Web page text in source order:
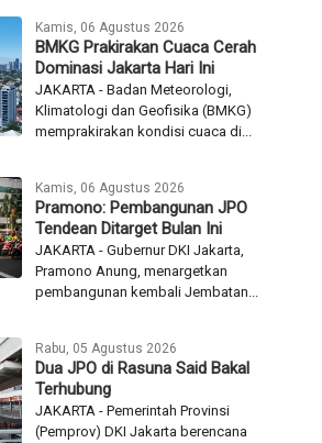
Kamis, 06 Agustus 2026
BMKG Prakirakan Cuaca Cerah
Dominasi Jakarta Hari Ini
JAKARTA - Badan Meteorologi,
Klimatologi dan Geofisika (BMKG)
memprakirakan kondisi cuaca di...
Kamis, 06 Agustus 2026
Pramono: Pembangunan JPO
Tendean Ditarget Bulan Ini
JAKARTA - Gubernur DKI Jakarta,
Pramono Anung, menargetkan
pembangunan kembali Jembatan...
Rabu, 05 Agustus 2026
Dua JPO di Rasuna Said Bakal
Terhubung
JAKARTA - Pemerintah Provinsi
(Pemprov) DKI Jakarta berencana